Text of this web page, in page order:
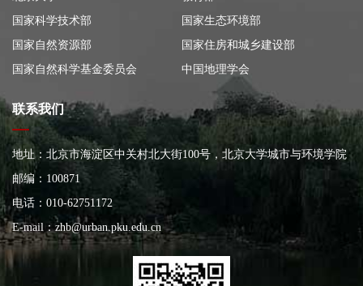
国家科学技术部
国家生态环境部
国家自然资源部
国家住房和城乡建设部
国家自然科学基金委员会
中国地理学会
联系我们
地址：北京市海淀区中关村北大街100号，北京大学城市与环境学院
大楼
邮编：100871
电话：010-62751172
E-mail：zhb@urban.pku.edu.cn